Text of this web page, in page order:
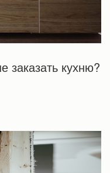
заказать кухню?